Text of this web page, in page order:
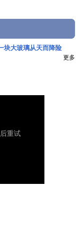
块大玻璃从天而降险
更多